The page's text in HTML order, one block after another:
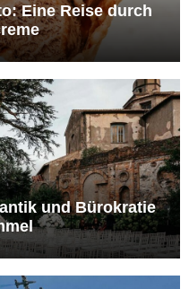
Eine Reise durch
und Bürokratie